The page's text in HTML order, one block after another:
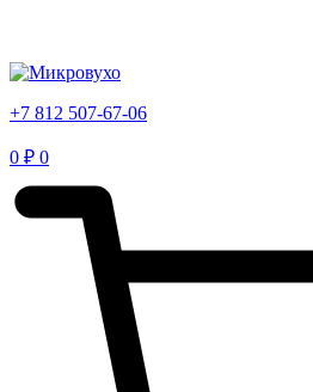
+7 812 507-67-06
0 ₽ 0